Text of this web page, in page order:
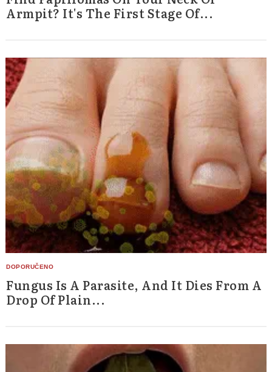
Armpit? It's The First Stage Of...
Fungus Is A Parasite, And It Dies From A
Drop Of Plain...